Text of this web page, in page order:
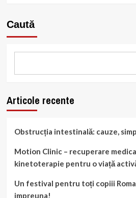
Caută
Articole recente
Obstrucția intestinală: cauze,
Motion Clinic – recuperare
kinetoterapie pentru o viață
Un festival pentru toți copiii
impreuna!